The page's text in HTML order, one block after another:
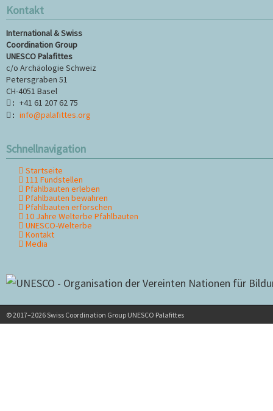
Kontakt
International & Swiss
Coordination Group
UNESCO Palafittes
c/o Archäologie Schweiz
Petersgraben 51
CH-4051 Basel
: +41 61 207 62 75
: info@palafittes.org
Schnellnavigation
Navigation
überspringen
Startseite
111 Fundstellen
Pfahlbauten erleben
Pfahlbauten bewahren
Pfahlbauten erforschen
10 Jahre Welterbe Pfahlbauten
UNESCO-Welterbe
Kontakt
Media
© 2017–2026 Swiss Coordination Group UNESCO Palafittes